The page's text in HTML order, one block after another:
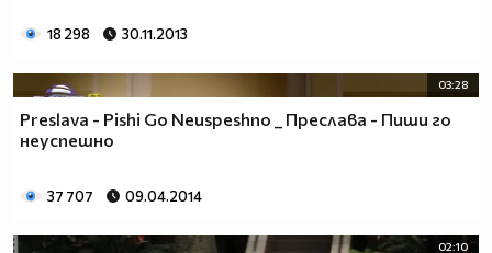
18 298 30.11.2013
03:28
Preslava - Pishi Go Neuspeshno _ Преслава - Пиши го
неуспешно
37 707 09.04.2014
02:10